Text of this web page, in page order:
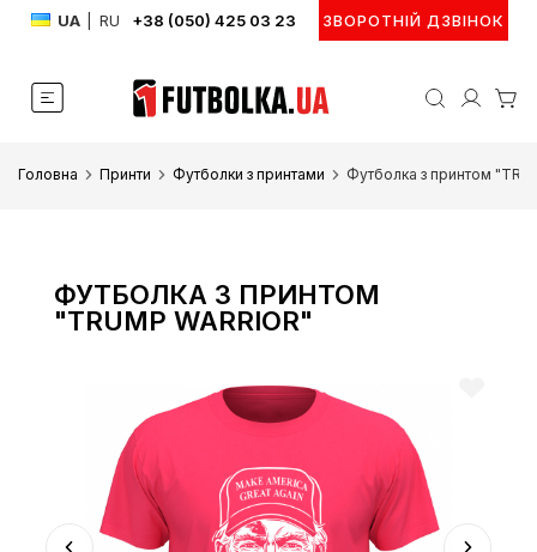
UA RU +38 (050) 425 03 23 ЗВОРОТНІЙ ДЗВІНОК
Головна Принти Футболки з принтами Футболка з принтом
ФУТБОЛКА З ПРИНТОМ
"TRUMP WARRIOR"